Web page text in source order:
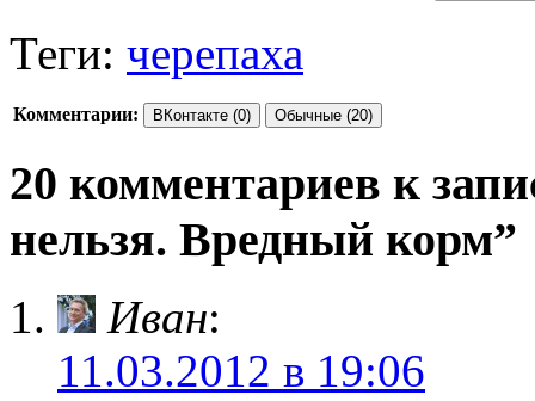
Теги: черепаха
Комментарии: ВКонтакте (0) Обычные (20)
20 комментариев к
нельзя. Вредный корм”
Иван:
11.03.2012 в 19:06